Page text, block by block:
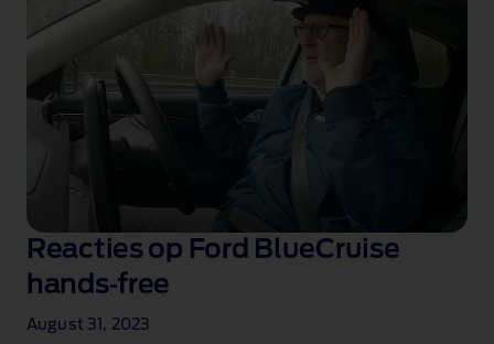
Reacties op Ford BlueCruise
hands‑free
August 31, 2023